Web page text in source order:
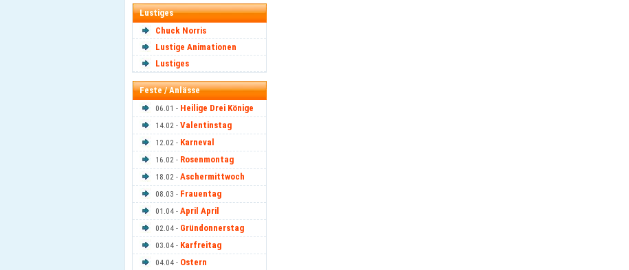
Lustiges
Chuck Norris
Lustige Animationen
Lustiges
Feste / Anlässe
06.01 - Heilige Drei Könige
14.02 - Valentinstag
12.02 - Karneval
16.02 - Rosenmontag
18.02 - Aschermittwoch
08.03 - Frauentag
01.04 - April April
02.04 - Gründonnerstag
03.04 - Karfreitag
04.04 - Ostern